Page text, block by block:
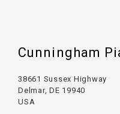
Cunningham
38661 Sussex Highway
Delmar, DE 19940
USA